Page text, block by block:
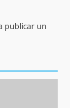
publicar un